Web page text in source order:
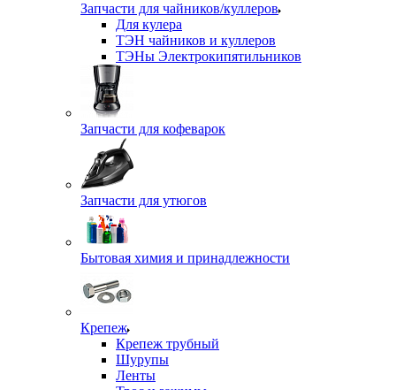
Запчасти для чайников/куллеров
Для кулера
ТЭН чайников и куллеров
ТЭНы Электрокипятильников
Запчасти для кофеварок
Запчасти для утюгов
Бытовая химия и принадлежности
Крепеж
Крепеж трубный
Шурупы
Ленты